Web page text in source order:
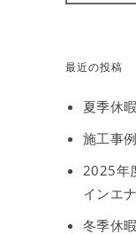
最近の投稿
夏季休
施工事
2025年
インエ
冬季休